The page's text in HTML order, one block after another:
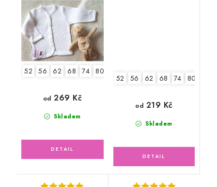
52 56 62 68 74 80
Skladem
od 269 Kč
52 56 62 68 74 80
Skladem
od 219 Kč